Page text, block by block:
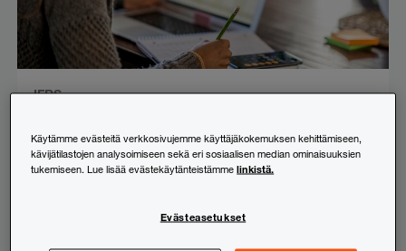
IFRS
Osakekannustinjärjestelyjen
kirjanpitokäsittelyn mielenkiintoiset
Käytämme evästeitä verkkosivujemme käyttäjäkokemuksen kehittämiseen,
kävijätilastojen analysoimiseen sekä eri sosiaalisen median ominaisuuksien
tukemiseen. Lue lisää evästekäytänteistämmelinkistä.
Evästeasetukset